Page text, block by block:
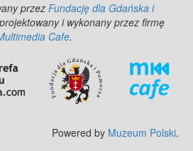
przez Fundację dla Gdańska i
i wykonany przez firmę
Cafe.
Powered by Muzeum Polski.